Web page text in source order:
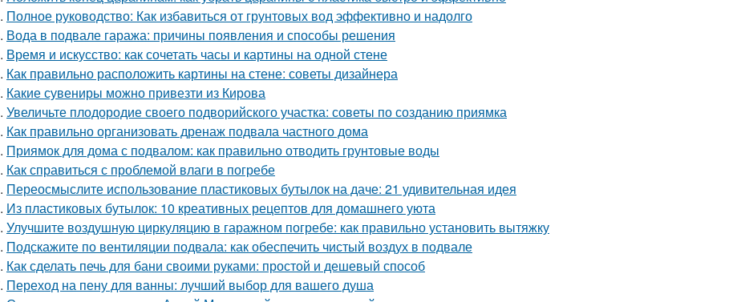
Полное руководство: Как избавиться от грунтовых вод эффективно и надолго
Вода в подвале гаража: причины появления и способы решения
Время и искусство: как сочетать часы и картины на одной стене
Как правильно расположить картины на стене: советы дизайнера
Какие сувениры можно привезти из Кирова
Увеличьте плодородие своего подворийского участка: советы по созданию приямка
Как правильно организовать дренаж подвала частного дома
Приямок для дома с подвалом: как правильно отводить грунтовые воды
Как справиться с проблемой влаги в погребе
Переосмыслите использование пластиковых бутылок на даче: 21 удивительная идея
Из пластиковых бутылок: 10 креативных рецептов для домашнего уюта
Улучшите воздушную циркуляцию в гаражном погребе: как правильно установить вытяжку
Подскажите по вентиляции подвала: как обеспечить чистый воздух в подвале
Как сделать печь для бани своими руками: простой и дешевый способ
Переход на пену для ванны: лучший выбор для вашего душа